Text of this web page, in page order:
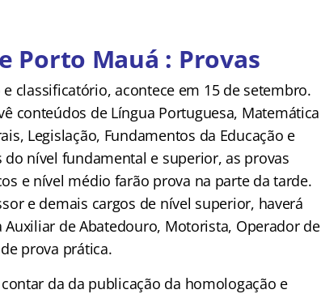
Porto Mauá : Provas
classificatório, acontece em 15 de setembro.
conteúdos de Língua Portuguesa, Matemática
Legislação, Fundamentos da Educação e
do nível fundamental e superior, as provas
e nível médio farão prova na parte da tarde.
e demais cargos de nível superior, haverá
de Abatedouro, Motorista, Operador de
prova prática.
da da publicação da homologação e